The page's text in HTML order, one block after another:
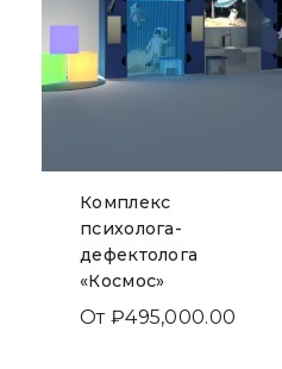
Комплекс
психолога-
дефектолога
«Космос»
От ₽495,000.00